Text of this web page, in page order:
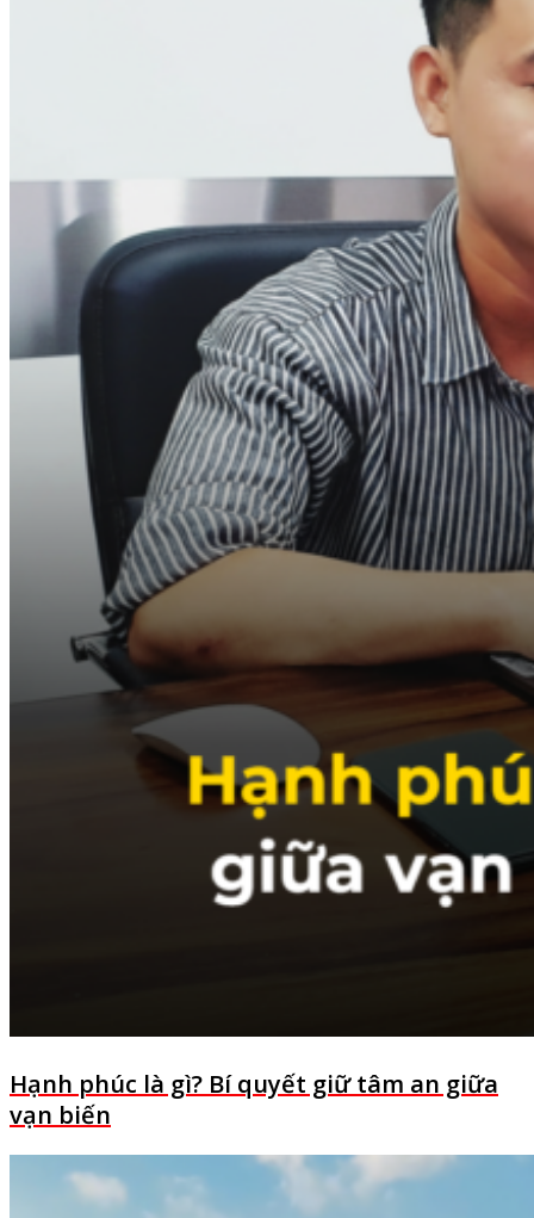
Hạnh phúc là gì? Bí quyết giữ tâm an giữa
vạn biến